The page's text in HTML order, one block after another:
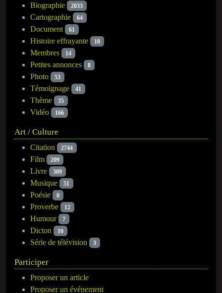
Biographie 2033
Cartographie 64
Document 61
Histoire effrayante 10
Membres 14
Petites annonces 8
Photo 53
Témoignage 41
Thème 35
Vidéo 166
Art / Culture
Citation 2744
Film 209
Livre 309
Musique 51
Poésie 0
Proverbe 12
Humour 7
Dicton 10
Série de télévision 3
Participer
Proposer un article
Proposer un événement